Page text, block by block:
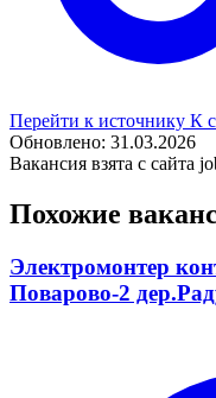
Перейти к источнику К
Обновлено: 31.03.2026
Вакансия взята с сайта
Похожие
Электромонтер
Поварово-2